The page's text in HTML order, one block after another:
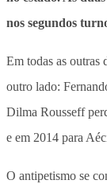
nos segundos
Em todas as outras
outro lado:
Dilma Rousseff
e em 2014 para
O antipetismo se